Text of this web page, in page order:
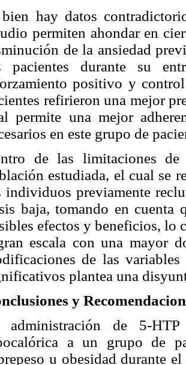
hay datos
permiten ahondar en
de la ansiedad
pacientes durante su
positivo y
refirieron una mejor
permite una mejor
en este grupo de
de las limitaciones
estudiada, el cual se
individuos previamente
baja, tomando en
efectos y beneficios, lo
escala con una mayor
de las
plantea una
y
administración de 5-
a un grupo de
u obesidad durante